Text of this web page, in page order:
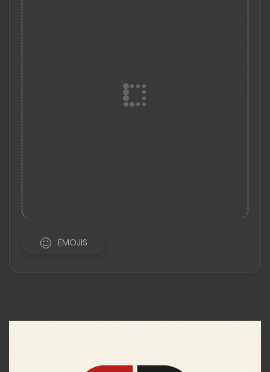
EMOJIS